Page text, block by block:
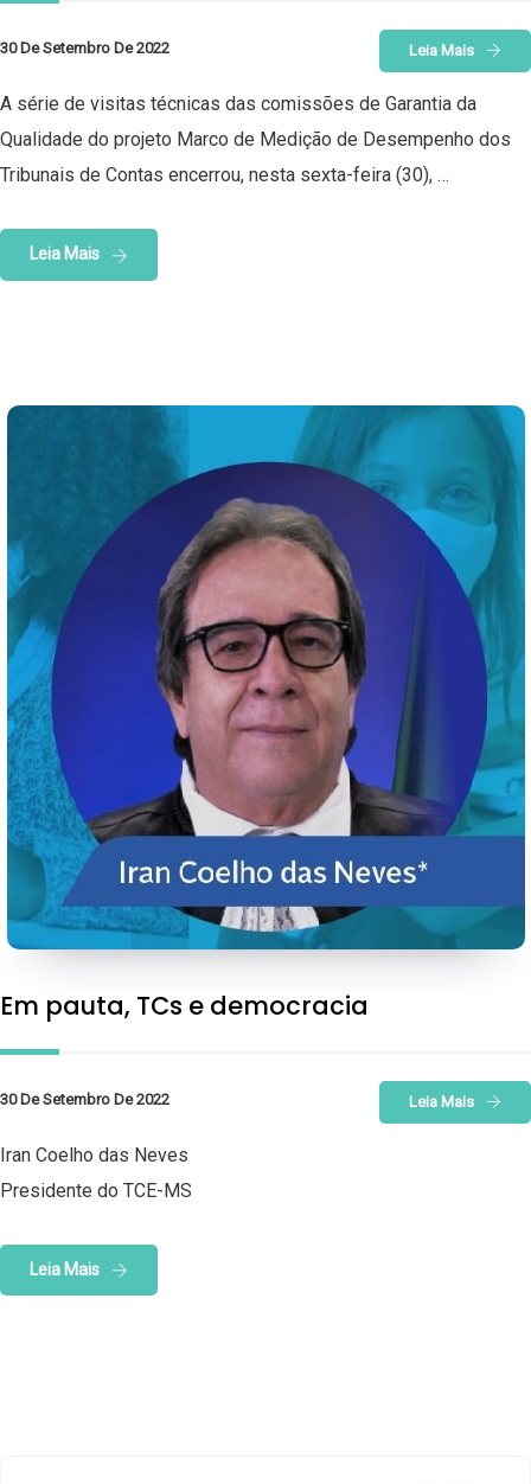
30 De Setembro De 2022 Leia Mais
A série de visitas técnicas das comissões de Garantia da
Qualidade do projeto Marco de Medição de Desempenho dos
Tribunais de Contas encerrou, nesta sexta-feira (30), …
Leia Mais
Em pauta, TCs e democracia
30 De Setembro De 2022 Leia Mais
Iran Coelho das Neves
Presidente do TCE-MS
Leia Mais